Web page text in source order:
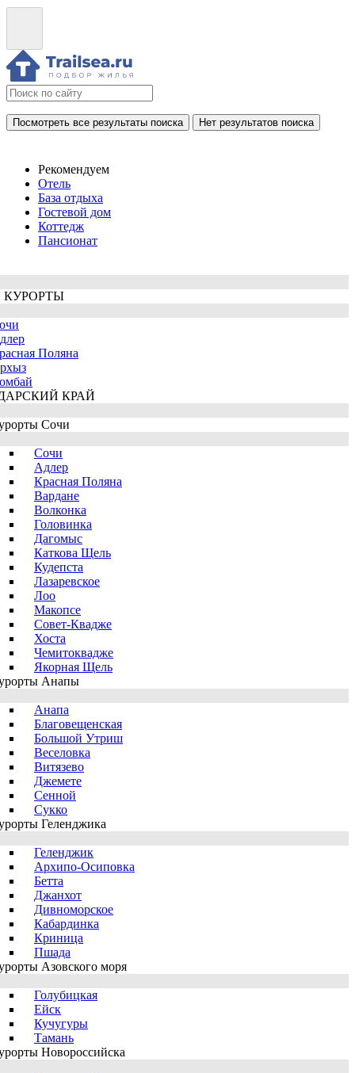
Посмотреть все результаты поиска Нет результатов поиска
Рекомендуем
Отель
База отдыха
Гостевой дом
Коттедж
Пансионат
КУРОРТЫ
Поляна
КРАЙ
Сочи
Сочи
Адлер
Красная Поляна
Вардане
Волконка
Головинка
Дагомыс
Каткова Щель
Кудепста
Лазаревское
Лоо
Макопсе
Совет-Квадже
Хоста
Чемитоквадже
Якорная Щель
Анапы
Анапа
Благовещенская
Большой Утриш
Веселовка
Витязево
Джемете
Сенной
Сукко
Геленджика
Геленджик
Архипо-Осиповка
Бетта
Джанхот
Дивноморское
Кабардинка
Криница
Пшада
Азовского моря
Голубицкая
Ейск
Кучугуры
Тамань
Новороссийска